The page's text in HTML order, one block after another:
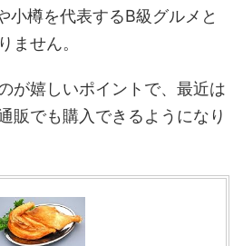
小樽を代表するB級グルメと
ません。
が嬉しいポイントで、最近は
販でも購入できるようになり